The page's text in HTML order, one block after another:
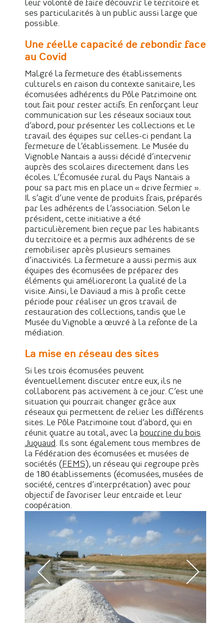
leur volonté de faire découvrir le territoire et
ses particularités à un public aussi large que
possible.
Une réelle capacité de rebondir face
au Covid
Malgré la fermeture des établissements
culturels en raison du contexte sanitaire, les
écomusées adhérents du Pôle Patrimoine ont
tout fait pour rester actifs. En renforçant leur
communication sur les réseaux sociaux tout
d’abord, pour présenter les collections et le
travail des équipes sur celles-ci pendant la
fermeture de l’établissement. Le Musée du
Vignoble Nantais a aussi décidé d’intervenir
auprès des scolaires directement dans les
écoles. L’Écomusée rural du Pays Nantais a
pour sa part mis en place un « drive fermier ».
Il s’agit d’une vente de produits frais, préparés
par les adhérents de l’association. Selon le
président, cette initiative a été
particulièrement bien reçue par les habitants
du territoire et a permis aux adhérents de se
remobiliser après plusieurs semaines
d’inactivités. La fermeture a aussi permis aux
équipes des écomusées de préparer des
éléments qui amélioreront la qualité de la
visite. Ainsi, le Daviaud a mis à profit cette
période pour réaliser un gros travail de
restauration des collections, tandis que le
Musée du Vignoble a œuvré à la refonte de la
médiation.
La mise en réseau des sites
Si les trois écomusées peuvent
éventuellement discuter entre eux, ils ne
collaborent pas activement à ce jour. C’est une
situation qui pourrait changer grâce aux
réseaux qui permettent de relier les différents
sites. Le Pôle Patrimoine tout d’abord, qui en
réunit quatre au total, avec la bourrine du bois
Juquaud
. Ils sont également tous membres de
la Fédération des écomusées et musées de
sociétés ( FEMS), un réseau qui regroupe près
de 180 établissements (écomusées, musées de
société, centres d’interprétation) avec pour
objectif de favoriser leur entraide et leur
coopération.